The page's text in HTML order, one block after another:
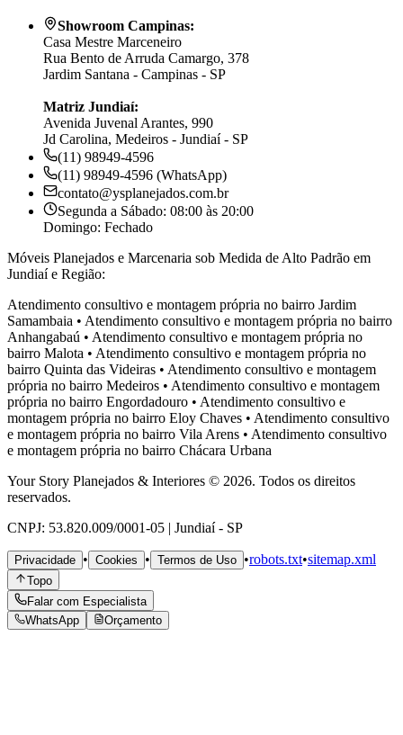
Showroom Campinas:
Casa Mestre Marceneiro
Rua Bento de Arruda Camargo, 378
Jardim Santana - Campinas - SP
Matriz Jundiaí:
Avenida Juvenal Arantes, 990
Jd Carolina, Medeiros - Jundiaí - SP
(11) 98949-4596
(11) 98949-4596 (WhatsApp)
contato@ysplanejados.com.br
Segunda a Sábado: 08:00 às 20:00
Domingo: Fechado
Móveis Planejados e Marcenaria sob Medida de Alto Padrão em
Jundiaí e Região:
Atendimento consultivo e montagem própria no bairro Jardim
Samambaia • Atendimento consultivo e montagem própria no bairro
Anhangabaú • Atendimento consultivo e montagem própria no
bairro Malota • Atendimento consultivo e montagem própria no
bairro Quinta das Videiras • Atendimento consultivo e montagem
própria no bairro Medeiros • Atendimento consultivo e montagem
própria no bairro Engordadouro • Atendimento consultivo e
montagem própria no bairro Eloy Chaves • Atendimento consultivo
e montagem própria no bairro Vila Arens • Atendimento consultivo
e montagem própria no bairro Chácara Urbana
Your Story Planejados & Interiores © 2026. Todos os direitos
reservados.
CNPJ: 53.820.009/0001-05 | Jundiaí - SP
Privacidade • Cookies • Termos de Uso •robots.txt•sitemap.xml
Topo
Falar com Especialista
WhatsApp
Orçamento